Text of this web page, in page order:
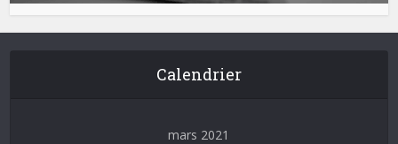
Calendrier
mars 2021